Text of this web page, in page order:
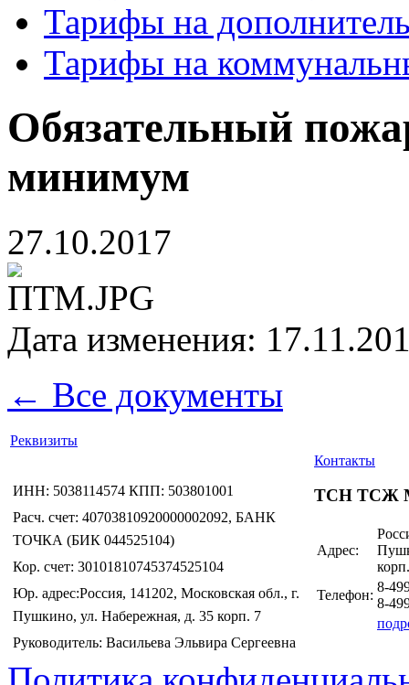
Тарифы на
Тарифы на
Обязательный
минимум
27.10.2017
Дата изменения:
← Все документы
Реквизиты
ИНН: 5038114574 КПП: 503801001
Расч. счет: 40703810920000002092, БАНК
ТОЧКА (БИК 044525104)
Кор. счет: 30101810745374525104
Юр. адрес:Россия, 141202, Московская обл., г.
Пушкино, ул. Набережная, д. 35 корп. 7
Руководитель: Васильева Эльвира Сергеевна
Контакты
ТСН ТСЖ
Адрес:
Телефон:
8-
8-